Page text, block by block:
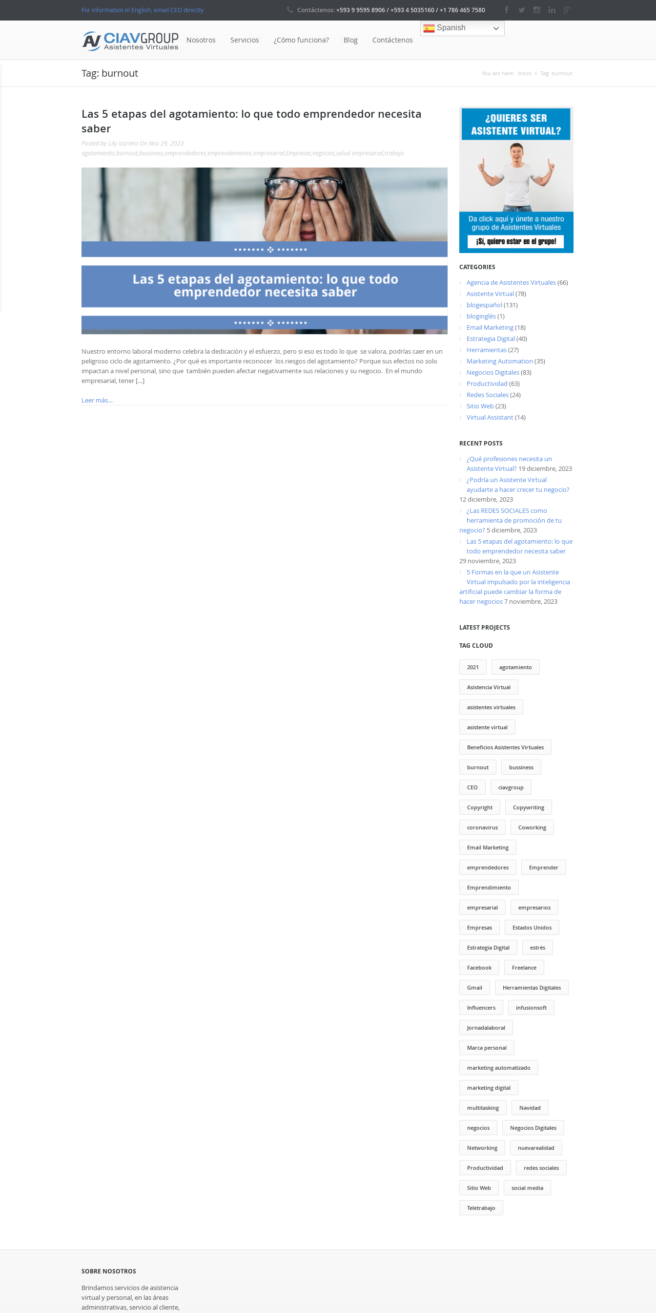
For information in English, email CEO directly Contáctenos:+593 9 9595 8906 / +593 4 5035160 / +1 786 465 7580
Nosotros Servicios ¿Cómo funciona? Blog Contáctenos
Spanish
You are here: Inicio Tag: burnout
Tag: burnout
Las 5 etapas del agotamiento: lo que todo emprendedor necesita
saber
Posted by Lily Izurieta On Nov 29, 2023
agotamiento burnout bussiness emprendedores emprendemiento empresarial Empresas negocios salud empresarial trabajo
Nuestro entorno laboral moderno celebra la dedicación y el esfuerzo, pero si eso es todo lo que se valora, podrías caer en un
peligroso ciclo de agotamiento. ¿Por qué es importante reconocer los riesgos del agotamiento? Porque sus efectos no solo
impactan a nivel personal, sino que también pueden afectar negativamente sus relaciones y su negocio. En el mundo
empresarial, tener […]
Leer más…
CATEGORIES
Agencia de Asistentes Virtuales(66)
Asistente Virtual(78)
blogespañol(131)
bloginglés(1)
Email Marketing(18)
Estrategia Digital(40)
Herramientas(27)
Marketing Automation (35)
Negocios Digitales(83)
Productividad (63)
Redes Sociales(24)
Sitio Web(23)
Virtual Assistant(14)
RECENT POSTS
¿Qué profesiones necesita un
Asistente Virtual? 19 diciembre, 2023
¿Podría un Asistente Virtual
ayudarte a hacer crecer tu negocio?
12 diciembre, 2023
¿Las REDES SOCIALES como
herramienta de promoción de tu
negocio? 5 diciembre, 2023
Las 5 etapas del agotamiento: lo que
todo emprendedor necesita saber
29 noviembre, 2023
5 Formas en la que un Asistente
Virtual impulsado por la inteligencia
artificial puede cambiar la forma de
hacer negocios7 noviembre, 2023
LATEST PROJECTS
TAG CLOUD
2021 agotamiento
Asistencia Virtual
asistentes virtuales
asistente virtual
Beneficios Asistentes Virtuales
burnout bussiness
CEO ciavgroup
Copyright Copywriting
coronavirus Coworking
Email Marketing
emprendedores Emprender
Emprendimiento
empresarial empresarios
Empresas Estados Unidos
Estrategia Digital estrés
Facebook Freelance
Gmail Herramientas Digitales
Influencers infusionsoft
Jornadalaboral
Marca personal
marketing automatizado
marketing digital
multitasking Navidad
negocios Negocios Digitales
Networking nuevarealidad
Productividad redes sociales
Sitio Web social media
Teletrabajo
SOBRE NOSOTROS
Brindamos servicios de asistencia
virtual y personal, en las áreas
administrativas, servicio al cliente,